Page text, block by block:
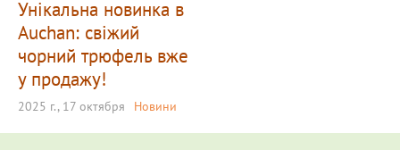
Унікальна новинка в
Auchan: свіжий
чорний трюфель вже
у продажу!
2025 г., 17 октября Новини